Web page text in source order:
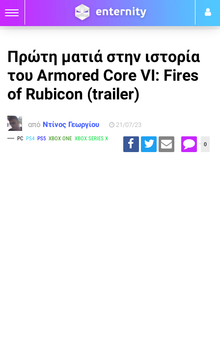
Πρώτη ματιά στην ιστορία
του Armored Core VI: Fires
of Rubicon (trailer)
από Ντίνος Γεωργίου 21/07/23
PC PS4 PS5 XBOX ONE XBOX SERIES X
0